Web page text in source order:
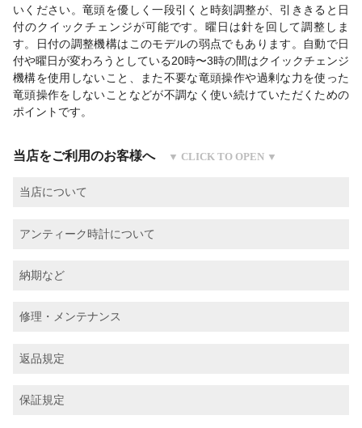
いください。竜頭を優しく一段引くと時刻調整が、引ききると日
付のクイックチェンジが可能です。曜日は針を回して調整しま
す。日付の調整機構はこのモデルの弱点でもあります。自動で日
付や曜日が変わろうとしている20時〜3時の間はクイックチェンジ
機構を使用しないこと、また不要な竜頭操作や過剰な力を使った
竜頭操作をしないことなどが不調なく使い続けていただくための
ポイントです。
当店をご利用のお客様へ
当店について
アンティーク時計について
納期など
修理・メンテナンス
返品規定
保証規定